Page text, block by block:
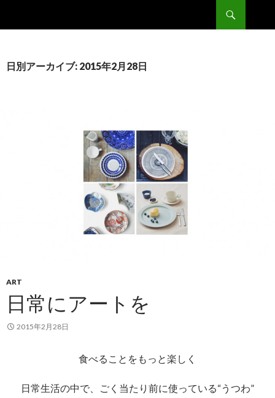
ン
日別アーカイブ: 2015年2月28日
ART
日常にアートを
2015年2月28日
食べることをもっと楽しく
日常生活の中で、ごく当たり前に使っている“うつわ”